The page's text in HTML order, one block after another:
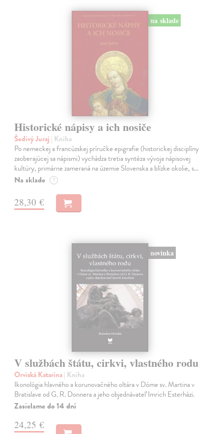
na sklade
Historické nápisy a ich nosiče
Šedivý Juraj | Kniha
Po nemeckej a francúzskej príručke epigrafie (historickej disciplíny
zaoberajúcej sa nápismi) vychádza tretia syntéza vývoja nápisovej
kultúry, primárne zameraná na územie Slovenska a blízke okolie, s…
Na sklade ?
28,30 €
novinka
V službách štátu, cirkvi, vlastného rodu
Orviská Katarína| Kniha
Ikonológia hlavného a korunovačného oltára v Dóme sv. Martina v
Bratislave od G. R. Donnera a jeho objednávateľ Imrich Esterházi.
Zasielame do 14 dní
24,25 €